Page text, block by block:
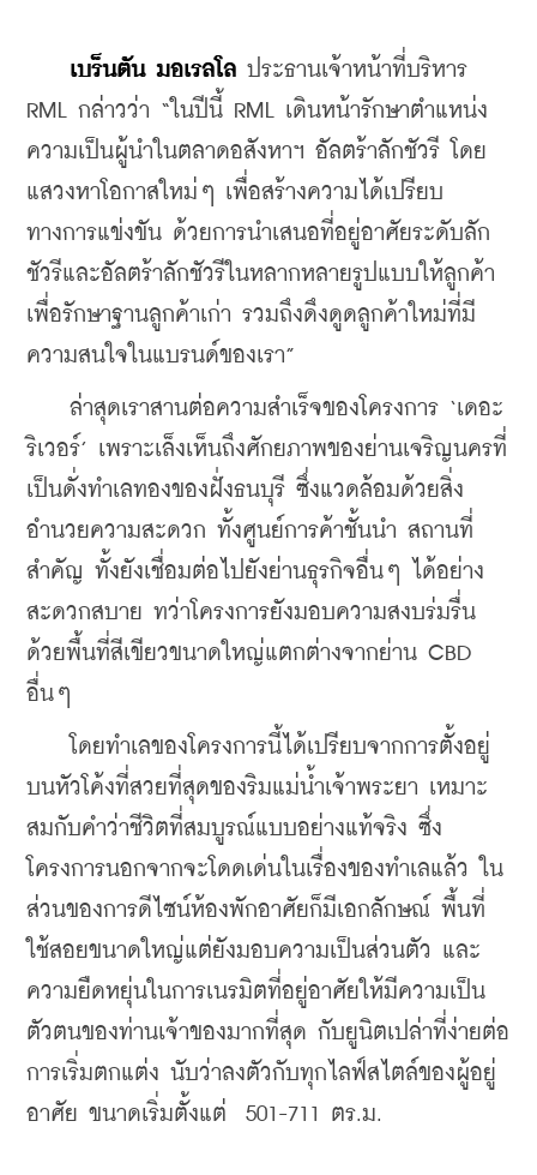
เบร็นตัน มอเรลโล ประธานเจ้าหน้าที่บริหาร
RML กล่าวว่า “ในปีนี้ RML เดินหน้ารักษาตำแหน่ง
ความเป็นผู้นำในตลาดอสังหาฯ อัลตร้าลักชัวรี โดย
แสวงหาโอกาสใหม่ๆ เพื่อสร้างความได้เปรียบ
ทางการแข่งขัน ด้วยการนำเสนอที่อยู่อาศัยระดับลัก
ชัวรีและอัลตร้าลักชัวรีในหลากหลายรูปแบบให้ลูกค้า
เพื่อรักษาฐานลูกค้าเก่า รวมถึงดึงดูดลูกค้าใหม่ที่มี
ความสนใจในแบรนด์ของเรา”
ล่าสุดเราสานต่อความสำเร็จของโครงการ ‘เดอะ
ริเวอร์’ เพราะเล็งเห็นถึงศักยภาพของย่านเจริญนครที่
เป็นดั่งทำเลทองของฝั่งธนบุรี ซึ่งแวดล้อมด้วยสิ่ง
อำนวยความสะดวก ทั้งศูนย์การค้าชั้นนำ สถานที่
สำคัญ ทั้งยังเชื่อมต่อไปยังย่านธุรกิจอื่นๆ ได้อย่าง
สะดวกสบาย ทว่าโครงการยังมอบความสงบร่มรื่น
ด้วยพื้นที่สีเขียวขนาดใหญ่แตกต่างจากย่าน CBD
อื่นๆ
โดยทำเลของโครงการนี้ได้เปรียบจากการตั้งอยู่
บนหัวโค้งที่สวยที่สุดของริมแม่น้ำเจ้าพระยา เหมาะ
สมกับคำว่าชีวิตที่สมบูรณ์แบบอย่างแท้จริง ซึ่ง
โครงการนอกจากจะโดดเด่นในเรื่องของทำเลแล้ว ใน
ส่วนของการดีไซน์ห้องพักอาศัยก็มีเอกลักษณ์ พื้นที่
ใช้สอยขนาดใหญ่แต่ยังมอบความเป็นส่วนตัว และ
ความยืดหยุ่นในการเนรมิตที่อยู่อาศัยให้มีความเป็น
ตัวตนของท่านเจ้าของมากที่สุด กับยูนิตเปล่าที่ง่ายต่อ
การเริ่มตกแต่ง นับว่าลงตัวกับทุกไลฟ์สไตล์ของผู้อยู่
อาศัย ขนาดเริ่มตั้งแต่  501-711 ตร.ม.